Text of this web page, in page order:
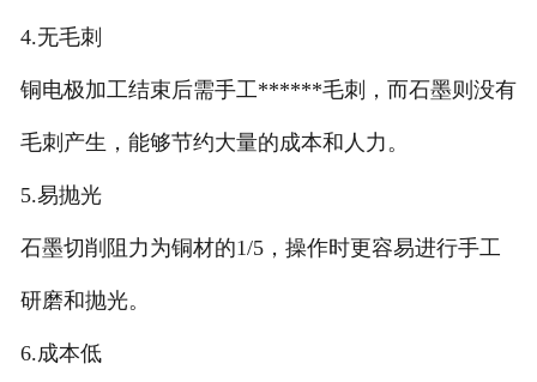
4.无毛刺
铜电极加工结束后需手工******毛刺，而石墨则没有
毛刺产生，能够节约大量的成本和人力。
5.易抛光
石墨切削阻力为铜材的1/5，操作时更容易进行手工
研磨和抛光。
6.成本低